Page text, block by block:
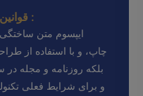
قوانین ورود و خروج :
ایپسوم متن ساختگی
چاپ، و با استفاده از
بلکه روزنامه و مجله
و برای شرایط فعلی